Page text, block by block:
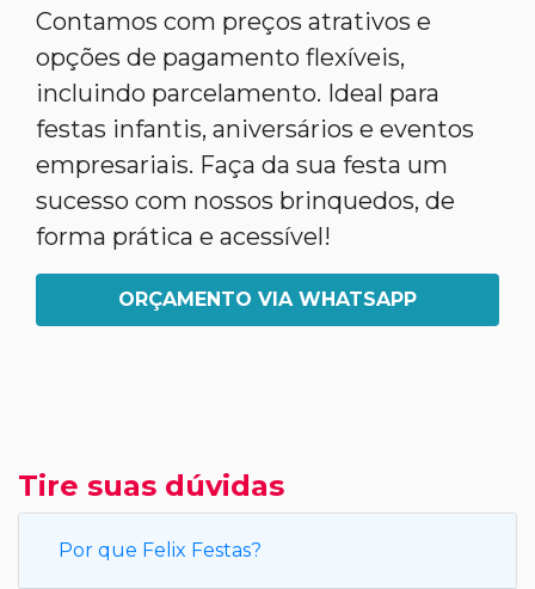
Contamos com preços atrativos e
opções de pagamento flexíveis,
incluindo parcelamento. Ideal para
festas infantis, aniversários e eventos
empresariais. Faça da sua festa um
sucesso com nossos brinquedos, de
forma prática e acessível!
ORÇAMENTO VIA WHATSAPP
Tire suas dúvidas
Por que Felix Festas?